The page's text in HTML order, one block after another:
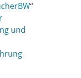
“
und